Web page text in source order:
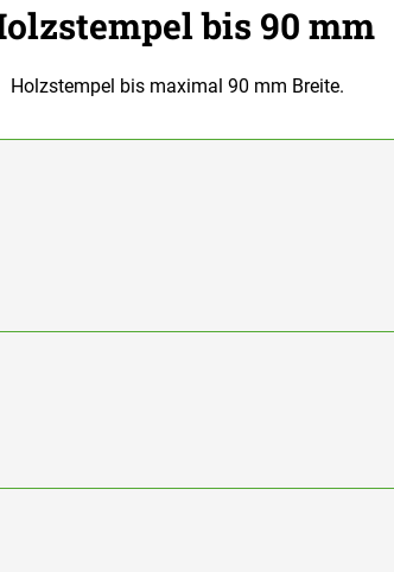
bis 90 mm
Holzstempel bis maximal 90 mm Breite.